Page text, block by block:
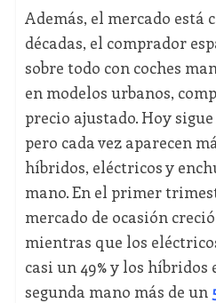
Además, el mercado está
décadas, el comprador
sobre todo con coches
en modelos urbanos,
precio ajustado. Hoy
pero cada vez aparecen
híbridos, eléctricos y
mano. En el primer
mercado de ocasión
mientras que los
casi un 49% y los híbridos
segunda mano más de un